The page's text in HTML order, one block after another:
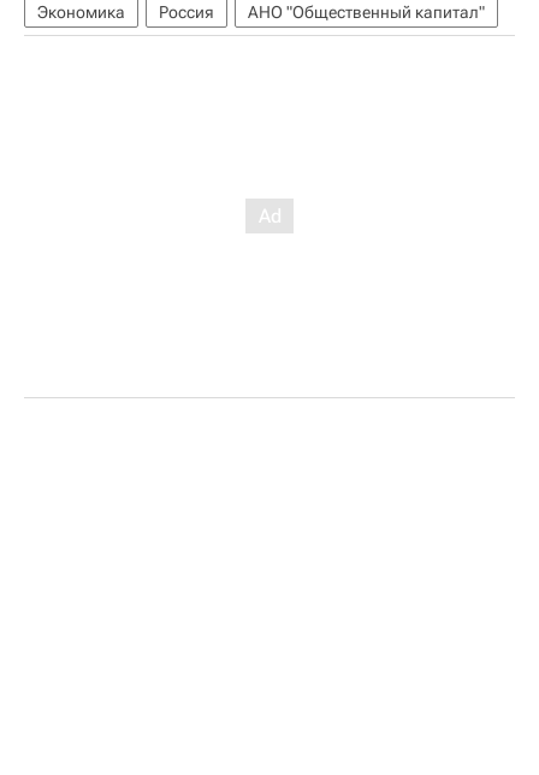
Экономика Россия АНО "Общественный капитал"